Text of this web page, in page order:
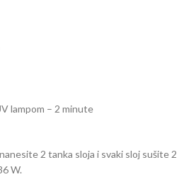
lampom – 2 minute
2 tanka sloja i svaki sloj sušite 2
W.